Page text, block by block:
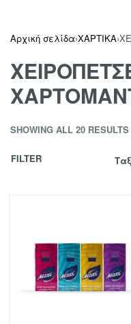
Αρχική σελίδα›ΧΑΡΤΙΚΑ›
SHOWING ALL 20 RESULTS
FILTER